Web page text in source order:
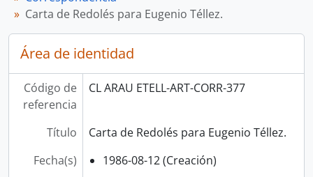
Carta de Redolés para Eugenio Téllez.
Área de identidad
Código de
referencia
CL ARAU ETELL-ART-CORR-377
Título
Carta de Redolés para Eugenio Téllez.
Fecha(s)
1986-08-12 (Creación)